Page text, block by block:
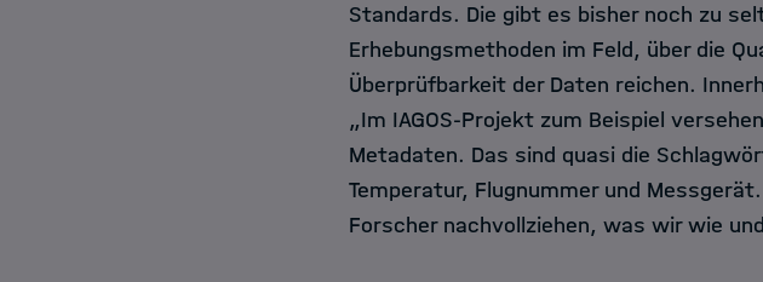
Standards. Die gibt es bisher noch zu
Erhebungsmethoden im Feld, über die
Überprüfbarkeit der Daten reichen.
„Im IAGOS-Projekt zum Beispiel
Metadaten. Das sind quasi die
Temperatur, Flugnummer und
Forscher nachvollziehen, was wir wie